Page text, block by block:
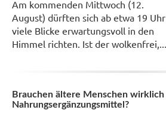
Am kommenden Mittwoch (12.
August) dürften sich ab etwa 19 Uhr
viele Blicke erwartungsvoll in den
Himmel richten. Ist der wolkenfrei,...
Brauchen ältere Menschen wirklich
Nahrungsergänzungsmittel?